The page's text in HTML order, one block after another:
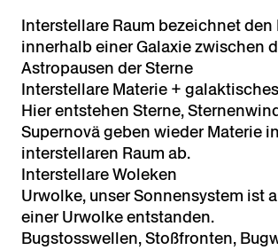
Interstellare Raum bezeichnet den
innerhalb einer Galaxie zwischen
Astropausen der Sterne
Interstellare Materie +
Hier entstehen Sterne,
Supernovä geben wieder Materie
interstellaren Raum ab.
Interstellare Woleken
Urwolke, unser Sonnensystem ist
einer Urwolke entstanden.
Bugstosswellen, Stoßfronten,